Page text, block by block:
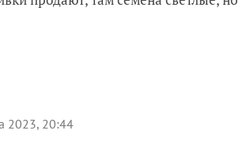
2023, 20:44